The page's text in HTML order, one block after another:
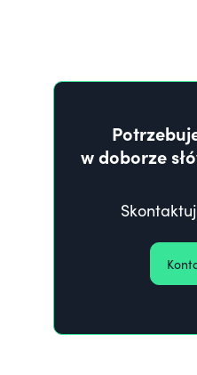
w doborze